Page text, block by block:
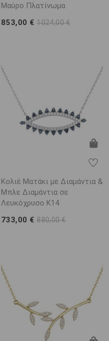
Μαύρο Πλατίνωμα
853,00 €1024,00 €
Κολιέ Ματάκι με Διαμάντια &
Μπλε Διαμάντια σε
Λευκόχρυσο Κ14
733,00 €880,00 €